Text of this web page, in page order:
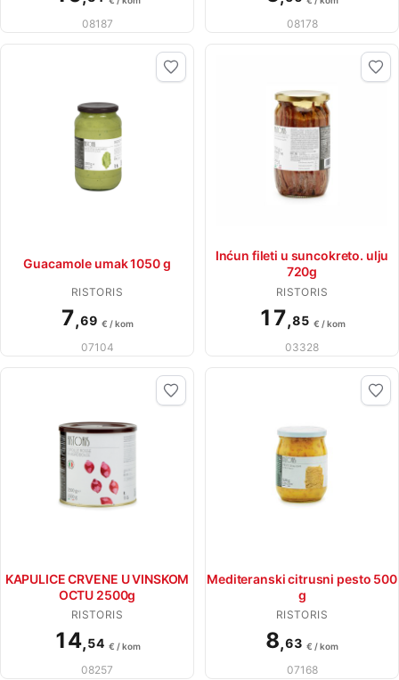
08187 08178
Guacamole umak 1050 g
RISTORIS
7,69 € / kom
07104
Inćun fileti u suncokreto. ulju
720g
RISTORIS
17,85 € / kom
03328
KAPULICE CRVENE U VINSKOM
OCTU 2500g
RISTORIS
14,54 € / kom
08257
Mediteranski citrusni pesto 500
g
RISTORIS
8,63 € / kom
07168